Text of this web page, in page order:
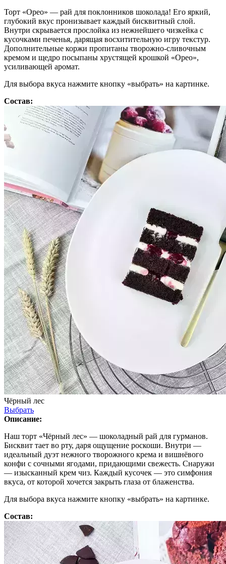
Торт «Орео» — рай для поклонников шоколада! Его яркий,
глубокий вкус пронизывает каждый бисквитный слой.
Внутри скрывается прослойка из нежнейшего чизкейка с
кусочками печенья, дарящая восхитительную игру текстур.
Дополнительные коржи пропитаны творожно-сливочным
кремом и щедро посыпаны хрустящей крошкой «Орео»,
усиливающей аромат.
Для выбора вкуса нажмите кнопку «выбрать» на картинке.
Состав:
Чёрный лес
Выбрать
Описание:
Наш торт «Чёрный лес» — шоколадный рай для гурманов.
Бисквит тает во рту, даря ощущение роскоши. Внутри —
идеальный дуэт нежного творожного крема и вишнёвого
конфи с сочными ягодами, придающими свежесть. Снаружи
— изысканный крем чиз. Каждый кусочек — это симфония
вкуса, от которой хочется закрыть глаза от блаженства.
Для выбора вкуса нажмите кнопку «выбрать» на картинке.
Состав: